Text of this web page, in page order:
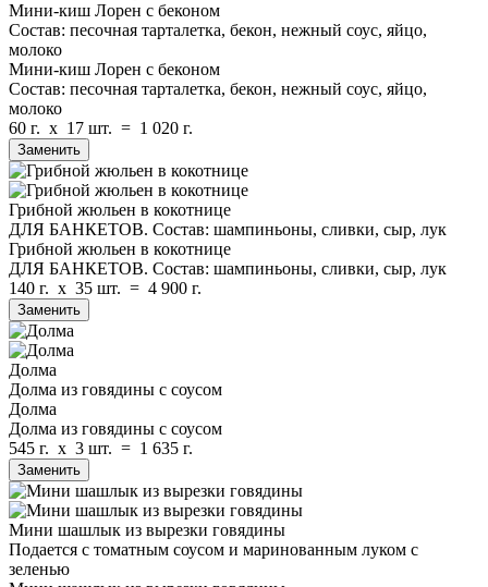
Мини-киш Лорен с беконом
Состав: песочная тарталетка, бекон, нежный соус, яйцо,
молоко
Мини-киш Лорен с беконом
Состав: песочная тарталетка, бекон, нежный соус, яйцо,
молоко
60 г. x 17 шт. = 1 020 г.
Заменить
Грибной жюльен в кокотнице
ДЛЯ БАНКЕТОВ. Состав: шампиньоны, сливки, сыр, лук
Грибной жюльен в кокотнице
ДЛЯ БАНКЕТОВ. Состав: шампиньоны, сливки, сыр, лук
140 г. x 35 шт. = 4 900 г.
Заменить
Долма
Долма из говядины с соусом
Долма
Долма из говядины с соусом
545 г. x 3 шт. = 1 635 г.
Заменить
Мини шашлык из вырезки говядины
Подается с томатным соусом и маринованным луком с
зеленью